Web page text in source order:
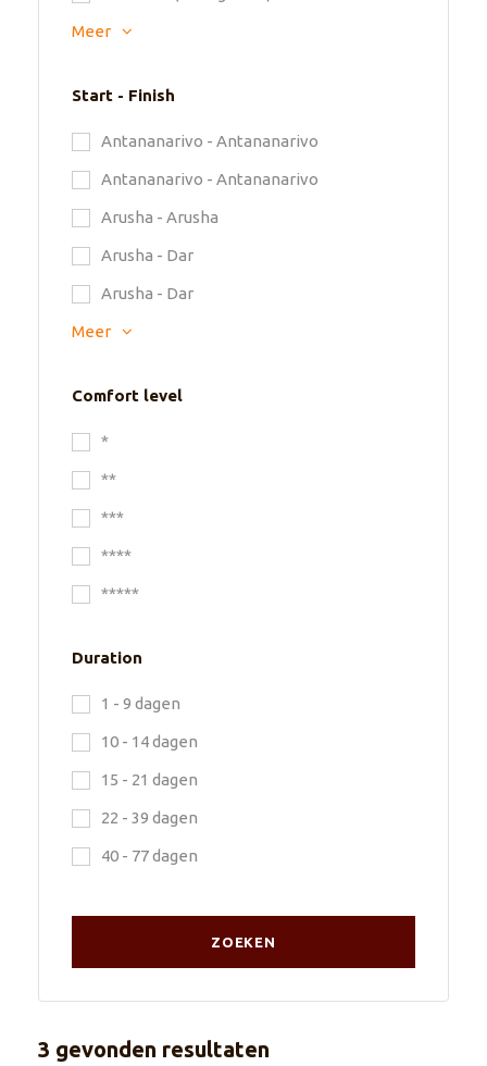
Meer
Start - Finish
Antananarivo - Antananarivo
Antananarivo - Antananarivo
Arusha - Arusha
Arusha - Dar
Arusha - Dar
Meer
Comfort level
*
**
***
****
*****
Duration
1 - 9 dagen
10 - 14 dagen
15 - 21 dagen
22 - 39 dagen
40 - 77 dagen
3 gevonden resultaten